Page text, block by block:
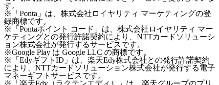
す。
※「Ponta」は、株式会社ロイヤリティ マーケティングの登
録商標です。
※「Pontaポイント コード」は、株式会社ロイヤリティ マー
ケティングとの発行許諾契約により、NTTカードソリューシ
ョン株式会社が発行するサービスです。
※Google Play は Google LLC の商標です。
※「EdyギフトID」は、楽天Edy株式会社との発行許諾契約
により、NTTカードソリューション株式会社が発行する電子
マネーギフトサービスです。